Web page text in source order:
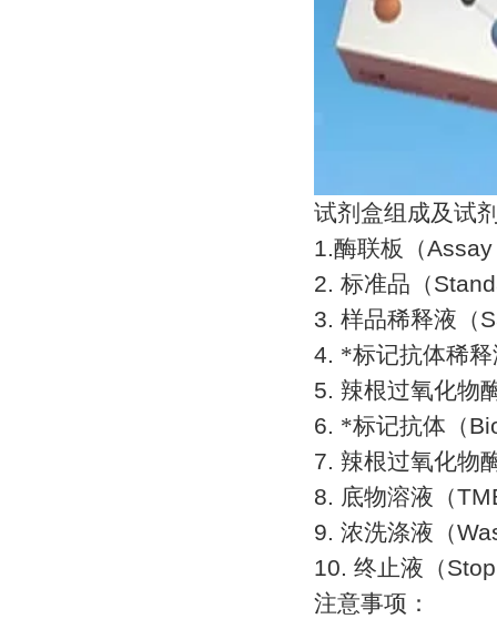
试剂盒组成及试
1.酶联板（
2. 标准品（
3. 样品稀释液（
4. *标记抗体稀
5. 辣根过氧化物
6. *标记抗体（
7. 辣根过氧化物
8. 底物溶液（
9. 浓洗涤液（
10. 终止液（
注意事项：